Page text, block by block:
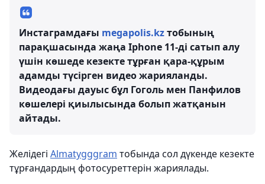
Инстаграмдағы megapolis.kzтобының
парақшасында жаңа Iphone 11-ді сатып алу
үшін көшеде кезекте тұрған қара-құрым
адамды түсірген видео жарияланды.
Видеодағы дауыс бұл Гоголь мен Панфилов
көшелері қиылысында болып жатқанын
айтады.
Желідегі Almatygggram тобында сол дүкенде кезекте
тұрғандардың фотосуреттерін жариялады.